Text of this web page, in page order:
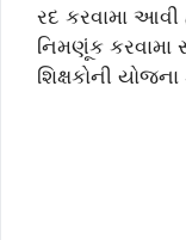
રદ કરવામા આવી
નિમણૂંક કરવામા
શિક્ષકોની